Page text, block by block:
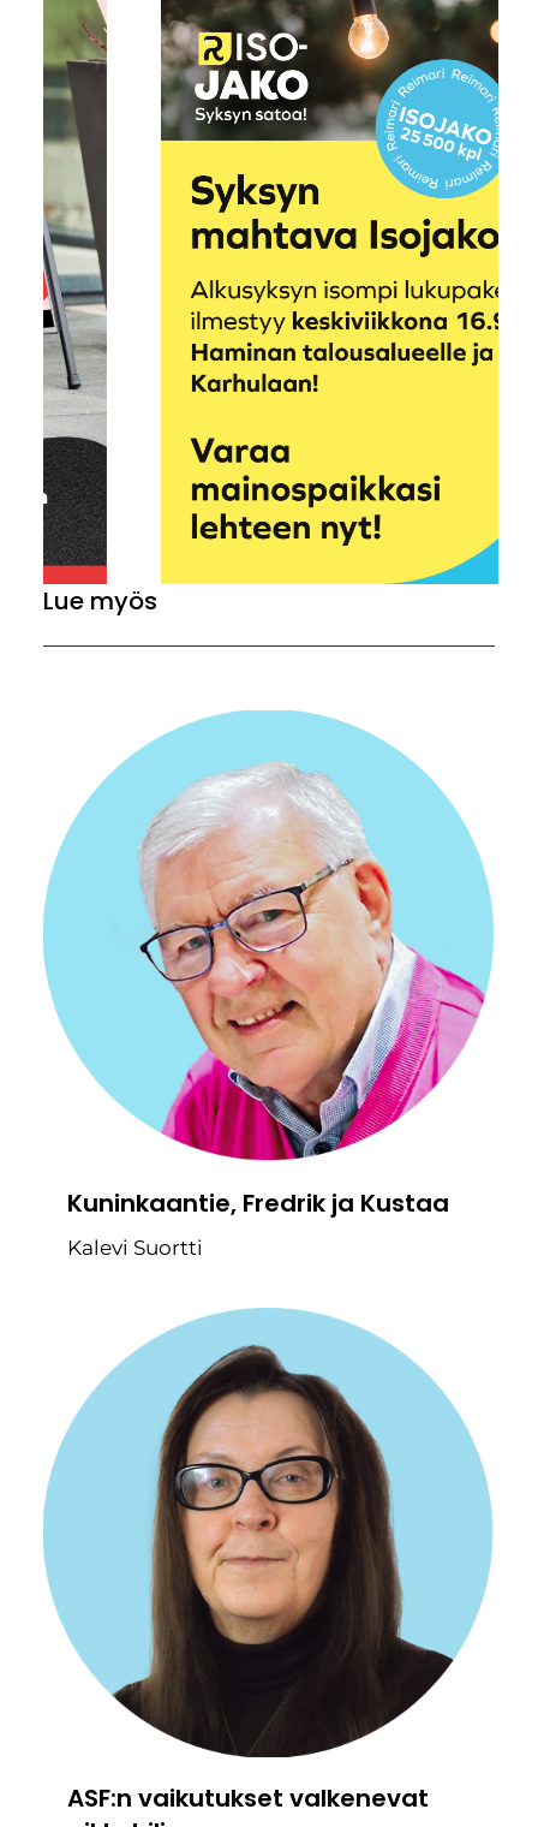
Lue myös
Kuninkaantie, Fredrik ja Kustaa
Kalevi Suortti
ASF:n vaikutukset valkenevat